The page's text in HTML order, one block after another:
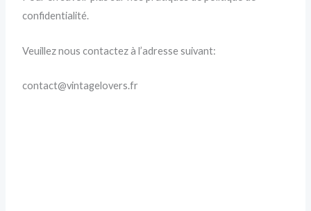
confidentialité.
Veuillez nous contactez à l’adresse suivant:
contact@vintagelovers.fr